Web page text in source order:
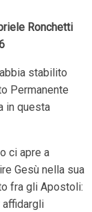
Ronchetti
stabilito
Permanente
in questa
ci apre a
Gesù nella sua
fra gli Apostoli:
affidargli